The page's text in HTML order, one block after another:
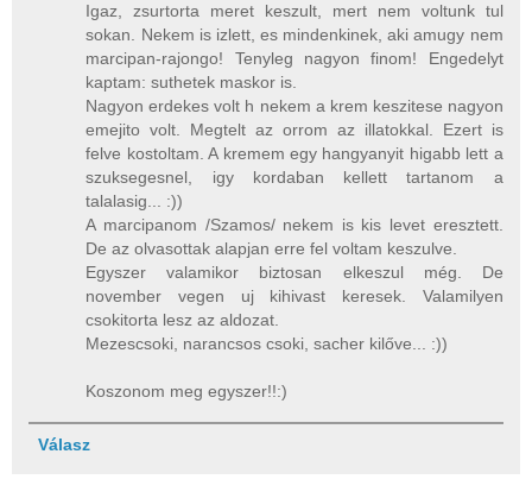
Igaz, zsurtorta meret keszult, mert nem voltunk tul
sokan. Nekem is izlett, es mindenkinek, aki amugy nem
marcipan-rajongo! Tenyleg nagyon finom! Engedelyt
kaptam: suthetek maskor is.
Nagyon erdekes volt h nekem a krem keszitese nagyon
emejito volt. Megtelt az orrom az illatokkal. Ezert is
felve kostoltam. A kremem egy hangyanyit higabb lett a
szuksegesnel, igy kordaban kellett tartanom a
talalasig... :))
A marcipanom /Szamos/ nekem is kis levet eresztett.
De az olvasottak alapjan erre fel voltam keszulve.
Egyszer valamikor biztosan elkeszul még. De
november vegen uj kihivast keresek. Valamilyen
csokitorta lesz az aldozat.
Mezescsoki, narancsos csoki, sacher kilőve... :))
Koszonom meg egyszer!!:)
Válasz